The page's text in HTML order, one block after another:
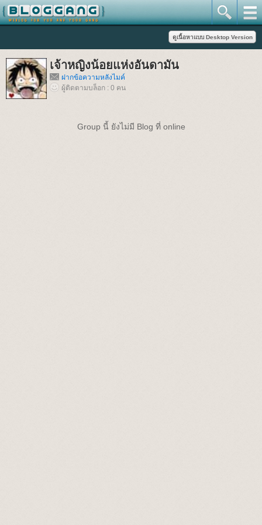
เจ้าหญิงน้อยแห่งอันดามัน
ฝากข้อความหลังไมค์
ผู้ติดตามบล็อก : 0 คน
Group นี้ ยังไม่มี Blog ที่ online